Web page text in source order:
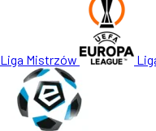
Liga Mistrzów